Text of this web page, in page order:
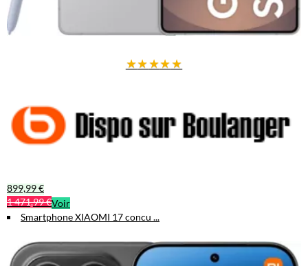
★★★★★
899,99 €
1 471,99 €Voir
Smartphone XIAOMI 17 concu ...